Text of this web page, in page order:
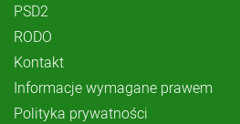
PSD2
RODO
Kontakt
Informacje wymagane prawem
Polityka prywatności